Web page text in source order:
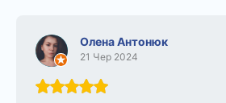
Олена Антонюк
21 Чер 2024